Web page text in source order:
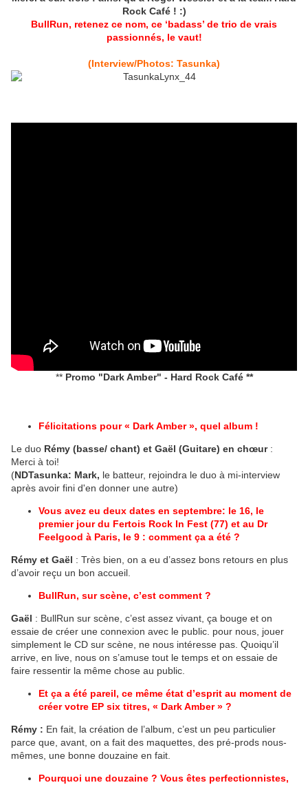
Rock Café ! :)
BullRun, retenez ce nom, ce ‘badass’ de trio de vrais
passionnés, le vaut!
(Interview/Photos: Tasunka)
** Promo "Dark Amber" - Hard Rock Café **
Félicitations pour « Dark Amber », quel album !
Le duo Rémy (basse/ chant) et Gaël (Guitare) en chœur:
Merci à toi!
(NDTasunka: Mark, le batteur, rejoindra le duo à mi-interview
après avoir fini d'en donner une autre)
Vous avez eu deux dates en septembre: le 16, le
premier jour du Fertois Rock In Fest (77) et au Dr
Feelgood à Paris, le 9 : comment ça a été ?
Rémy et Gaël : Très bien, on a eu d’assez bons retours en plus
d’avoir reçu un bon accueil.
BullRun, sur scène, c’est comment ?
Gaël : BullRun sur scène, c’est assez vivant, ça bouge et on
essaie de créer une connexion avec le public. pour nous, jouer
simplement le CD sur scène, ne nous intéresse pas. Quoiqu’il
arrive, en live, nous on s’amuse tout le temps et on essaie de
faire ressentir la même chose au public.
Et ça a été pareil, ce même état d’esprit au moment de
créer votre EP six titres, « Dark Amber » ?
Rémy : En fait, la création de l’album, c’est un peu particulier
parce que, avant, on a fait des maquettes, des pré-prods nous-
mêmes, une bonne douzaine en fait.
Pourquoi une douzaine ? Vous êtes perfectionnistes,